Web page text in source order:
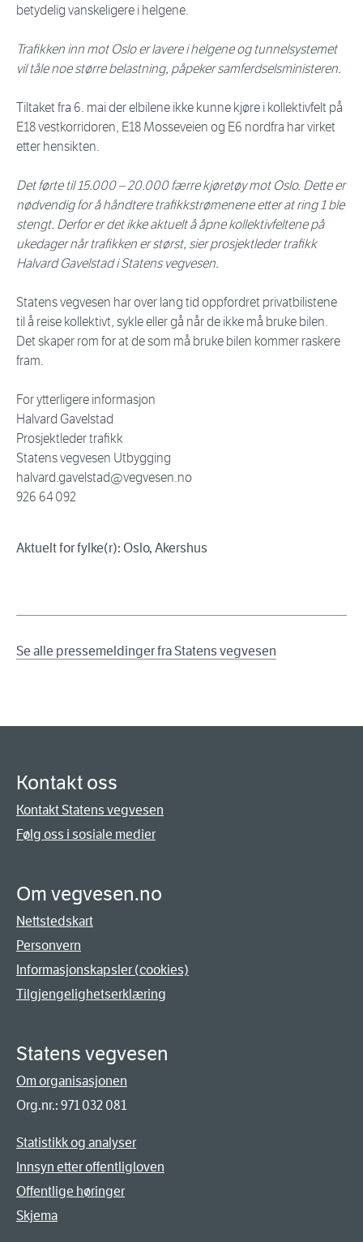
betydelig vanskeligere i helgene.
Trafikken inn mot Oslo er lavere i helgene og tunnelsystemet
vil tåle noe større belastning, påpeker samferdselsministeren.
Tiltaket fra 6. mai der elbilene ikke kunne kjøre i kollektivfelt på
E18 vestkorridoren, E18 Mosseveien og E6 nordfra har virket
etter hensikten.
Det førte til 15.000 – 20.000 færre kjøretøy mot Oslo. Dette er
nødvendig for å håndtere trafikkstrømenene etter at ring 1 ble
stengt. Derfor er det ikke aktuelt å åpne kollektivfeltene på
ukedager når trafikken er størst, sier prosjektleder trafikk
Halvard Gavelstad i Statens vegvesen.
Statens vegvesen har over lang tid oppfordret privatbilistene
til å reise kollektivt, sykle eller gå når de ikke må bruke bilen.
Det skaper rom for at de som må bruke bilen kommer raskere
fram.
For ytterligere informasjon
Halvard Gavelstad
Prosjektleder trafikk
Statens vegvesen Utbygging
halvard.gavelstad@vegvesen.no
926 64 092
Aktuelt for fylke(r): Oslo, Akershus
Se alle pressemeldinger fra Statens vegvesen
Kontakt oss
Kontakt Statens vegvesen
Følg oss i sosiale medier
Om vegvesen.no
Nettstedskart
Personvern
Informasjonskapsler (cookies)
Tilgjengelighetserklæring
Statens vegvesen
Om organisasjonen
Org.nr.: 971 032 081
Statistikk og analyser
Innsyn etter offentligloven
Offentlige høringer
Skjema